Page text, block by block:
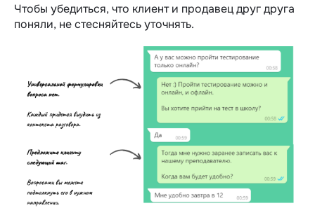
Чтобы убедиться, что клиент и продавец друг друга
поняли, не стесняйтесь уточнять.